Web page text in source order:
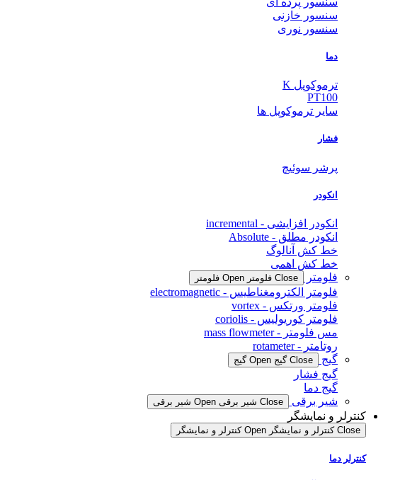
سنسور خازنی
سنسور نوری
دما
ترموکوپل K
PT100
سایر ترموکوپل ها
فشار
پرشر سوئیچ
انکودر
انکودر افزایشی - incremental
انکودر مطلق - Absolute
خط کش آنالوگ
خط کش اهمی
فلومتر
Close فلومتر Open فلومتر
فلومتر الکترومغناطیس - electromagnetic
فلومتر ورتکس - vortex
فلومتر کوریولیس - coriolis
مس فلومتر - mass flowmeter
روتامتر - rotameter
گیج
Close گیج Open گیج
گیج فشار
گیج دما
شیر برقی
Close شیر برقی Open شیر برقی
کنترلر و نمایشگر
Close کنترلر و نمایشگر Open کنترلر و نمایشگر
کنترلر دما